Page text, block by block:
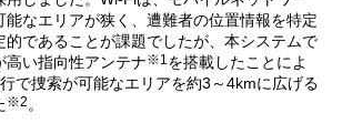
能なエリアが狭く、遭難者の位置情報を特定
的であることが課題でしたが、本システムで
高い指向性アンテナ※1 を搭載したことによ
で捜索が可能なエリアを約3～4kmに広げる
※2 。